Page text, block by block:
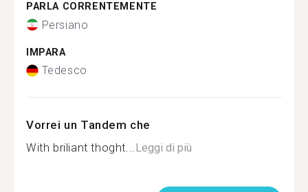
PARLA CORRENTEMENTE
Persiano
IMPARA
Tedesco
Vorrei un Tandem che
With briliant thoght...Leggi di più